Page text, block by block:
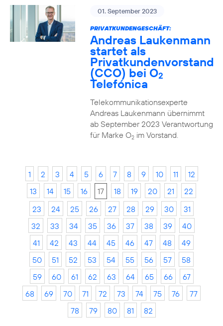
01. September 2023
PRIVATKUNDENGESCHÄFT:
Andreas Laukenmann
startet als
Privatkundenvorstand
(CCO) bei O2
Telefónica
Telekommunikationsexperte
Andreas Laukenmann übernimmt
ab September 2023 Verantwortung
für Marke O2im Vorstand.
1 2 3 4 5 6 7 8 9 10 11
12
13
14 15 16 17 18 19 20 21
22
23
24 25 26 27 28 29 30
31
32
33 34 35 36 37 38 39
40
41
42 43 44 45 46 47 48
49
50
51 52 53 54 55 56 57
58
59
60 61 62 63 64 65 66
67
68
69 70 71 72 73 74 75 76
77
78
79 80 81 82